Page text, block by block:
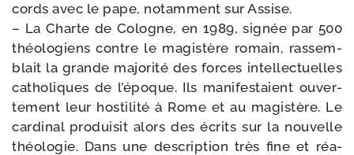
cords avec le pape, notam­ment sur Assise.
– La Charte de Cologne, en 1989, signée par 500
théo­lo­giens contre le magis­tère romain, ras­sem­
blait la grande majo­ri­té des forces intel­lec­tuelles
catho­liques de l’é­poque. Ils mani­fes­taient ouver­
te­ment leur hos­ti­li­té à Rome et au magis­tère. Le
car­di­nal pro­dui­sit alors des écrits sur la nou­velle
théo­lo­gie. Dans une des­crip­tion très fine et réa­